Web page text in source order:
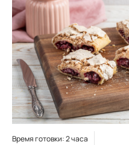
Время готовки: 2 часа